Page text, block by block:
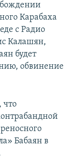
Карабаха
с Радио
Калашян,
будет
обвинение
что
Бабаян в